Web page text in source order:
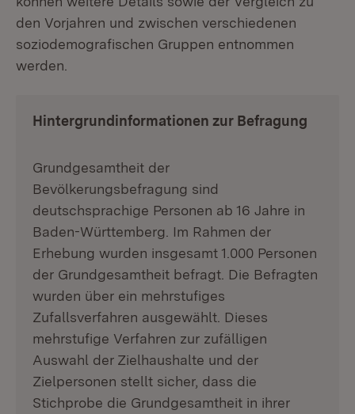
den Vorjahren und zwischen verschiedenen
soziodemografischen Gruppen entnommen
werden.
Hintergrundinformationen zur Befragung
Grundgesamtheit der
Bevölkerungsbefragung sind
deutschsprachige Personen ab 16 Jahre in
Baden-Württemberg. Im Rahmen der
Erhebung wurden insgesamt 1.000 Personen
der Grundgesamtheit befragt. Die Befragten
wurden über ein mehrstufiges
Zufallsverfahren ausgewählt. Dieses
mehrstufige Verfahren zur zufälligen
Auswahl der Zielhaushalte und der
Zielpersonen stellt sicher, dass die
Stichprobe die Grundgesamtheit in ihrer